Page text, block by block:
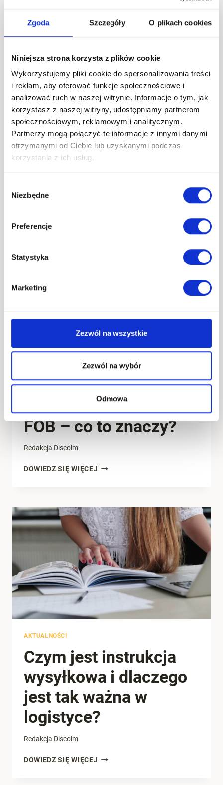
Zgoda Szczegóły O plikach cookies
Niniejsza strona korzysta z plików cookie
Wykorzystujemy pliki cookie do spersonalizowania treści
i reklam, aby oferować funkcje społecznościowe i
analizować ruch w naszej witrynie. Informacje o tym, jak
korzystasz z naszej witryny, udostępniamy partnerom
społecznościowym, reklamowym i analitycznym.
Partnerzy mogą połączyć te informacje z innymi danymi
otrzymanymi od Ciebie lub uzyskanymi podczas
korzystania z ich usług.
zgody
Niezbędne
Preferencje
Statystyka
Marketing
Zezwól na wszystkie
Zezwól na wybór
Odmowa
ROZLICZYĆ
VAT,
I
ZGŁOSZENIA
AKTUALNOŚCI
EXW – co to znaczy?
Zasady dostawy,
ryzyko i transport
I
TRANSPORT
FOB – co to znaczy?
Redakcja Discolm
DOWIEDZ SIĘ WIĘCEJ FOB
ZNACZY?
AKTUALNOŚCI
Czym jest instrukcja
wysyłkowa i dlaczego
jest tak ważna w
logistyce?
Redakcja Discolm
DOWIEDZ SIĘ WIĘCEJ CZYM